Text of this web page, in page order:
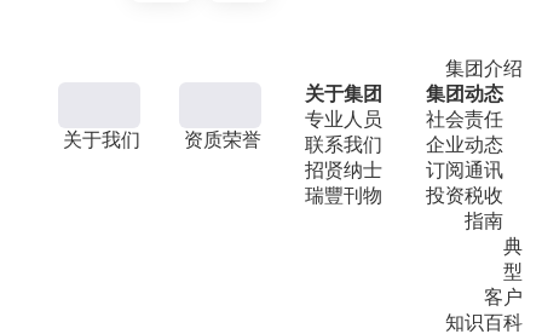
集团介绍
关于我们 资质荣誉
关于集团
专业人员
联系我们
招贤纳士
瑞豐刊物
集团动态
社会责任
企业动态
订阅通讯
投资税收
指南
典
型
客户
知识百科